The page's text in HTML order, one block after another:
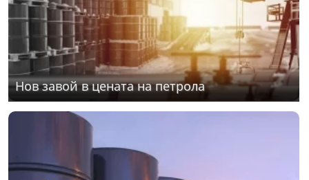
Нов завой в цената на петрола